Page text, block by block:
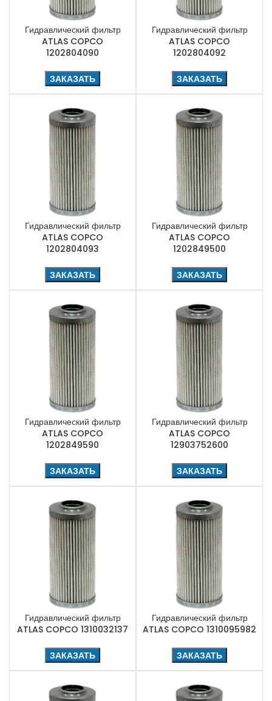
Гидравлический фильтр
ATLAS COPCO
1202804090
ЗАКАЗАТЬ
Гидравлический фильтр
ATLAS COPCO
1202804092
ЗАКАЗАТЬ
Гидравлический фильтр
ATLAS COPCO
1202804093
ЗАКАЗАТЬ
Гидравлический фильтр
ATLAS COPCO
1202849500
ЗАКАЗАТЬ
Гидравлический фильтр
ATLAS COPCO
1202849590
ЗАКАЗАТЬ
Гидравлический фильтр
ATLAS COPCO
12903752600
ЗАКАЗАТЬ
Гидравлический фильтр
ATLAS COPCO 1310032137
ЗАКАЗАТЬ
Гидравлический фильтр
ATLAS COPCO 1310095982
ЗАКАЗАТЬ